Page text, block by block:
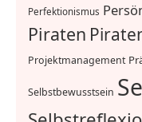
Perfektionismus
Piraten
Projektmanagement
Selbstbewusstsein